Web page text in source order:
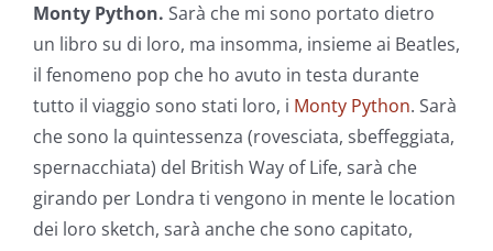
Monty Python. Sarà che mi sono portato dietro
un libro su di loro, ma insomma, insieme ai Beatles,
il fenomeno pop che ho avuto in testa durante
tutto il viaggio sono stati loro, i Monty Python. Sarà
che sono la quintessenza (rovesciata, sbeffeggiata,
spernacchiata) del British Way of Life, sarà che
girando per Londra ti vengono in mente le location
dei loro sketch, sarà anche che sono capitato,